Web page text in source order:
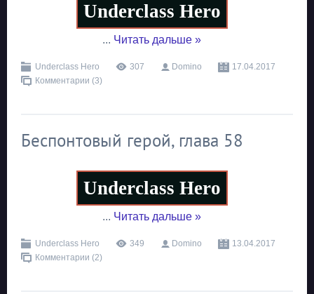
Underclass Hero
... Читать дальше »
Underclass Hero 307 Domino
17.04.2017
Комментарии (3)
Беспонтовый герой, глава 58
Underclass Hero
... Читать дальше »
Underclass Hero 349 Domino
13.04.2017
Комментарии (2)